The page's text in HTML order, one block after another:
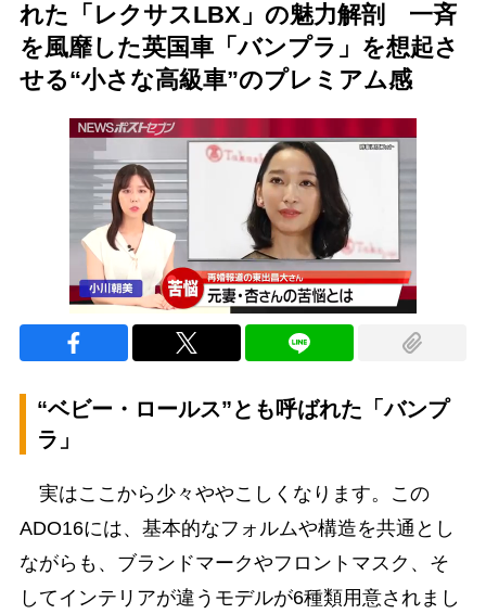
れた「レクサスLBX」の魅力解剖 一斉
を風靡した英国車「バンプラ」を想起さ
せる“小さな高級車”のプレミアム感
“ベビー・ロールス”とも呼ばれた「バンプ
ラ」
実はここから少々ややこしくなります。この
ADO16には、基本的なフォルムや構造を共通とし
ながらも、ブランドマークやフロントマスク、そ
してインテリアが違うモデルが6種類用意されまし